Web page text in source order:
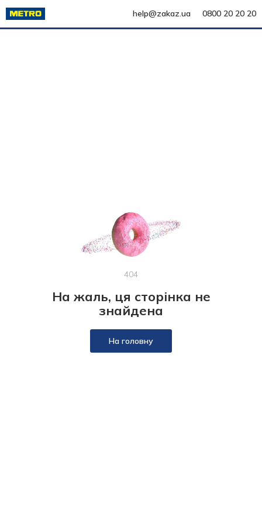
help@zakaz.ua 0800 20 20 20
404
На жаль, ця сторінка не
знайдена
На головну